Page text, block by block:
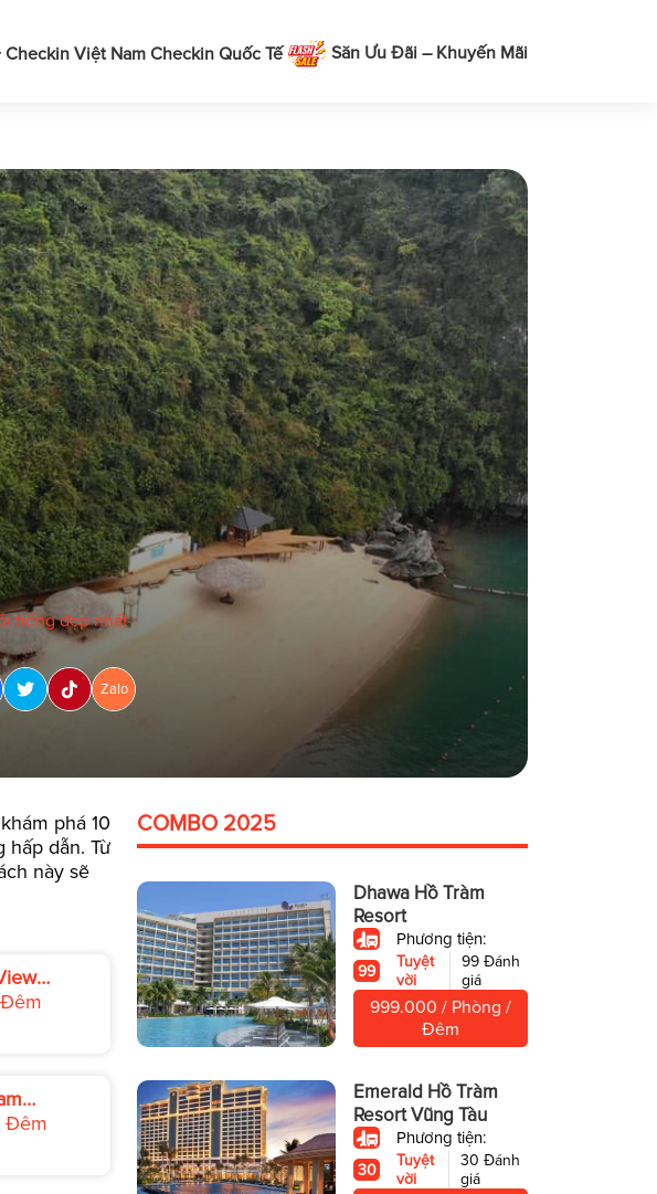
Checkin Việt Nam Checkin Quốc Tế Săn Ưu Đãi – Khuyến Mãi
tiếng đẹp nhất
Zalo
phá 10
hấp dẫn. Từ
này sẽ
Đồn
Đêm
COMBO 2025
Dhawa Hồ Tràm
Resort
Phương tiện:
99
Tuyệt
vời
99 Đánh
giá
999.000 / Phòng /
Đêm
Emerald Hồ Tràm
Resort Vũng Tàu
Phương tiện:
30
Tuyệt
vời
30 Đánh
giá